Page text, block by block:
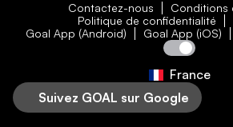
Contactez-nous
Conditions
Politique de confidentialité
Goal App (Android)
Goal App (iOS)
France
Suivez GOAL sur Google